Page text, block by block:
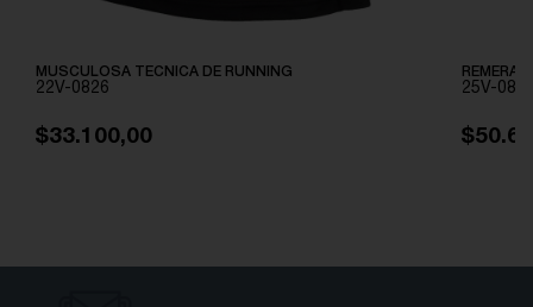
MUSCULOSA TECNICA DE RUNNING
22V-0826
$33.100,00
REMERA
25V-